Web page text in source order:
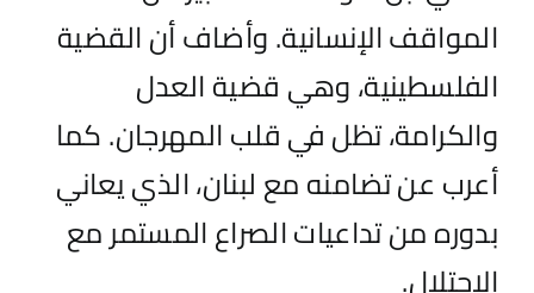
المواقف الإنسانية. وأضاف أن القضية
الفلسطينية، وهي قضية العدل
والكرامة، تظل في قلب المهرجان. كما
أعرب عن تضامنه مع لبنان، الذي يعاني
بدوره من تداعيات الصراع المستمر مع
الاحتلال.